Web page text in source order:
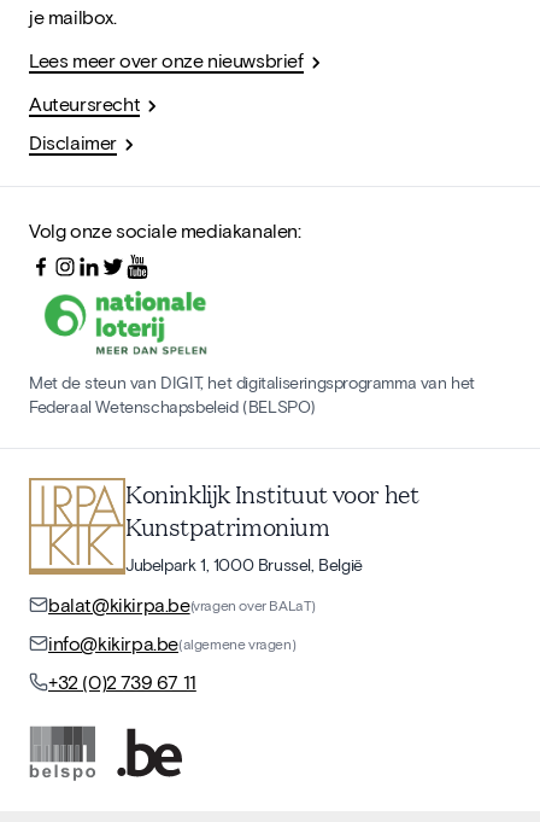
je mailbox.
Lees meer over onze nieuwsbrief
Auteursrecht
Disclaimer
Volg onze sociale mediakanalen:
Met de steun van DIGIT, het digitaliseringsprogramma van het
Federaal Wetenschapsbeleid (BELSPO)
Koninklijk Instituut voor het
Kunstpatrimonium
Jubelpark 1, 1000 Brussel, België
balat@kikirpa.be(vragen over BALaT)
info@kikirpa.be(algemene vragen)
+32 (0)2 739 67 11